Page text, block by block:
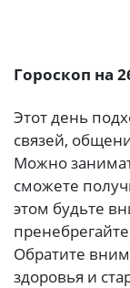
Гороскоп на
Этот день
связей,
Можно
сможете
этом будьте
Обратите
здоровья и